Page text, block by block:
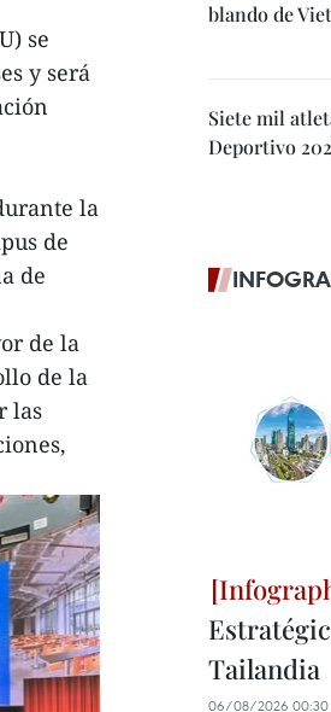
se
y será
la
de
de
de la
de la
las
blando de
Siete mil
Deportivo
Tailandia
06/08/2026 00:30